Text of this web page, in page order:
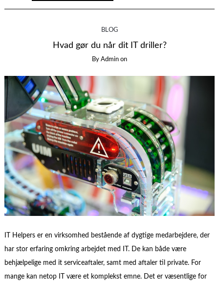
BLOG
Hvad gør du når dit IT driller?
By Admin on
IT Helpers er en virksomhed bestående af dygtige medarbejdere, der
har stor erfaring omkring arbejdet med IT. De kan både være
behjælpelige med it serviceaftaler, samt med aftaler til private. For
mange kan netop IT være et komplekst emne. Det er væsentlige for